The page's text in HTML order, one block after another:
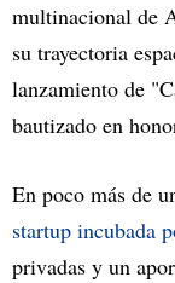
multinacional de
su trayectoria
lanzamiento de
bautizado en
En poco más de
startup incubada
privadas y un